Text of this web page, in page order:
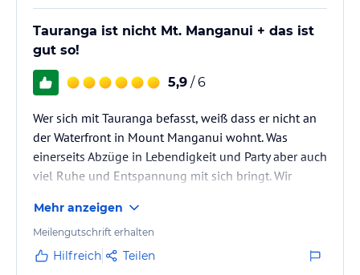
Tauranga ist nicht Mt. Manganui + das ist
gut so!
5,9 / 6
Wer sich mit Tauranga befasst, weiß dass er nicht an
der Waterfront in Mount Manganui wohnt. Was
einerseits Abzüge in Lebendigkeit und Party aber auch
viel Ruhe und Entspannung mit sich bringt. Wir
Manganui nebst Bergbesteigung. Die
Fußgängerzonen beider Stadtteile ähneln sich ein
wenig. Sie verpassen von daher nichts in Tauranga.
Mehr anzeigen
Meilengutschrift erhalten
Hilfreich Teilen